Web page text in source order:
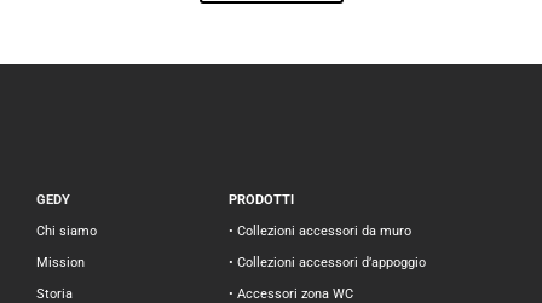
GEDY
Chi siamo
Mission
Storia
PRODOTTI
• Collezioni accessori da muro
• Collezioni accessori d’appoggio
• Accessori zona WC